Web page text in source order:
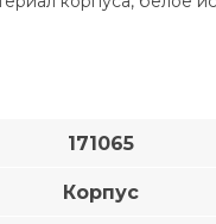
171065
Корпус